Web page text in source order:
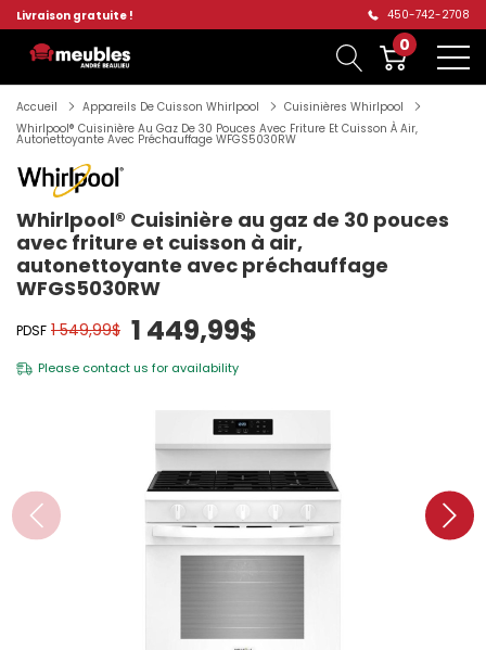
Livraison gratuite ! 450-742-2708
0
Accueil Appareils De Cuisson Whirlpool
Cuisinières Whirlpool
Whirlpool® Cuisinière Au Gaz De 30 Pouces Avec Friture Et Cuisson À Air,
Autonettoyante Avec Préchauffage WFGS5030RW
Whirlpool® Cuisinière au gaz de 30 pouces
avec friture et cuisson à air,
autonettoyante avec préchauffage
WFGS5030RW
PDSF 1 549,99$ 1 449,99$
Please contact us for availability